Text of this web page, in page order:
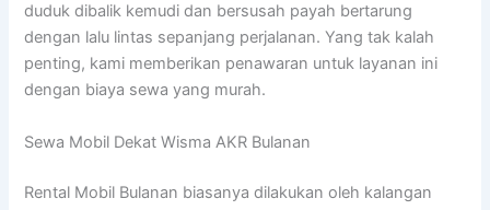
duduk dibalik kemudi dan bersusah payah bertarung
dengan lalu lintas sepanjang perjalanan. Yang tak kalah
penting, kami memberikan penawaran untuk layanan ini
dengan biaya sewa yang murah.
Sewa Mobil Dekat Wisma AKR Bulanan
Rental Mobil Bulanan biasanya dilakukan oleh kalangan